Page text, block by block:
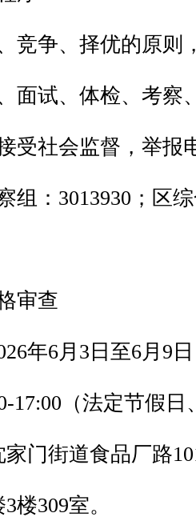
竞争、择优的原则
面试、体检、考察
受社会监督，举报
组：3013930；区
审查
年6月3日至6月9
17:00（法定节假
门街道食品厂路
楼309室。